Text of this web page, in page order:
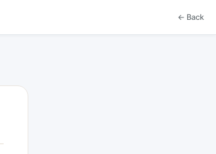
← Back